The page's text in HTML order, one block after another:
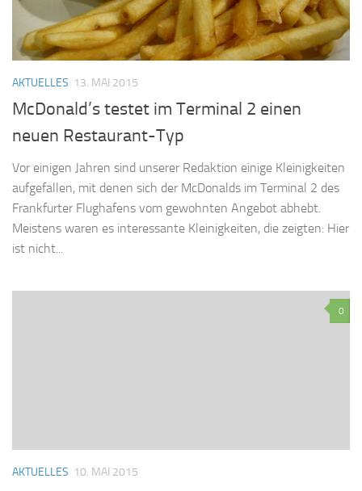
AKTUELLES 13. MAI 2015
McDonald’s testet im Terminal 2 einen
neuen Restaurant-Typ
Vor einigen Jahren sind unserer Redaktion einige Kleinigkeiten
aufgefallen, mit denen sich der McDonalds im Terminal 2 des
Frankfurter Flughafens vom gewohnten Angebot abhebt.
Meistens waren es interessante Kleinigkeiten, die zeigten: Hier
ist nicht...
0
AKTUELLES 10. MAI 2015